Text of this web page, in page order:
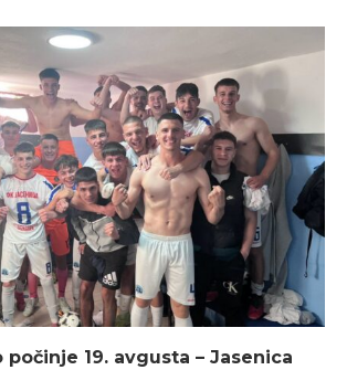
počinje 19. avgusta – Jasenica